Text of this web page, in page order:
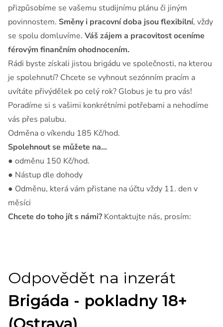
přizpůsobíme se vašemu studijnímu plánu či jiným
povinnostem. Směny i pracovní doba jsou flexibilní, vždy
se spolu domluvíme. Váš zájem a pracovitost oceníme
férovým finančním ohodnocením.
Rádi byste získali jistou brigádu ve společnosti, na kterou
je spolehnutí? Chcete se vyhnout sezónním pracím a
uvítáte přivýdělek po celý rok? Globus je tu pro vás!
Poradíme si s vašimi konkrétními potřebami a nehodíme
vás přes palubu.
Odměna o víkendu 185 Kč/hod.
Spolehnout se můžete na…
● odměnu 150 Kč/hod.
● Nástup dle dohody
● Odměnu, která vám přistane na účtu vždy 11. den v
měsíci
Chcete do toho jít s námi? Kontaktujte nás, prosím: